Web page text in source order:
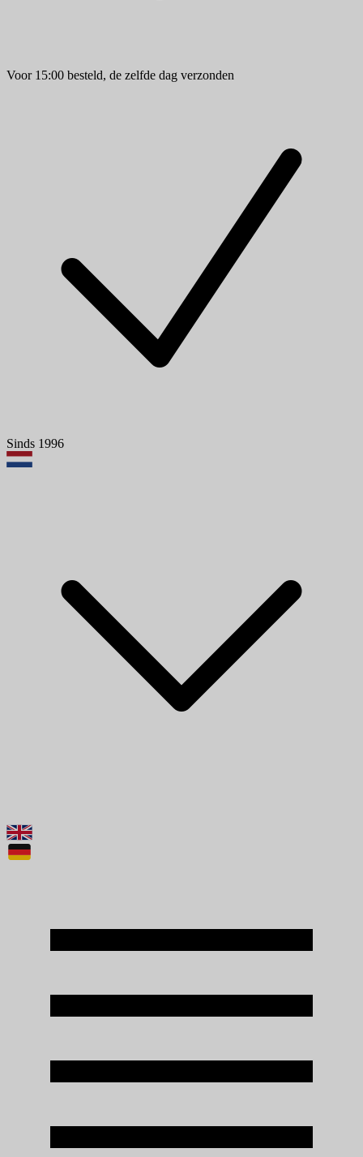
Voor 15:00 besteld, de zelfde dag verzonden
Sinds 1996